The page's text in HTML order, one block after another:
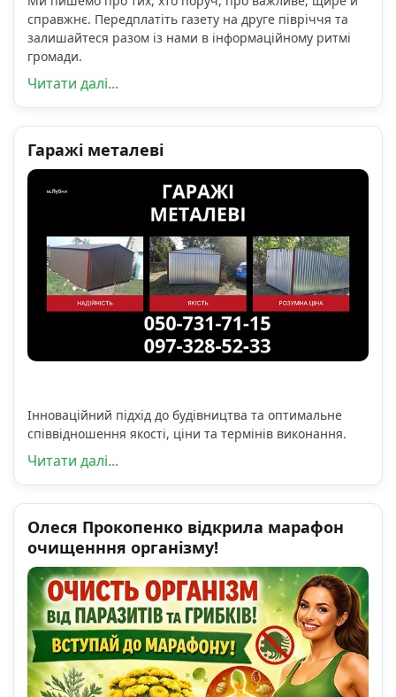
справжнє. Передплатіть газету на друге півріччя та
залишайтеся разом із нами в інформаційному ритмі
громади.
Читати далі...
Гаражі металеві
Інноваційний підхід до будівництва та оптимальне
співвідношення якості, ціни та термінів виконання.
Читати далі...
Олеся Прокопенко відкрила марафон
очищенння організму!